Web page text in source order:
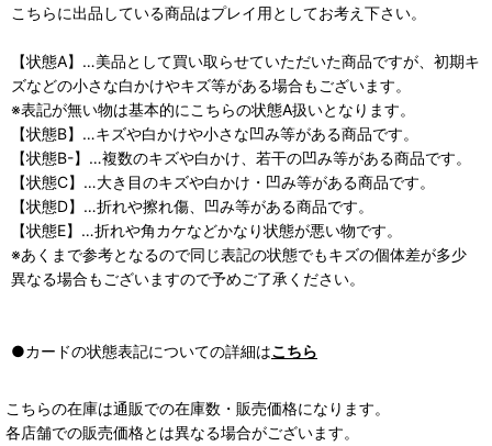
こちらに出品している商品はプレイ用としてお考え下さい。
【状態A】…美品として買い取らせていただいた商品ですが、初期キ
ズなどの小さな白かけやキズ等がある場合もございます。
※表記が無い物は基本的にこちらの状態A扱いとなります。
【状態B】…キズや白かけや小さな凹み等がある商品です。
【状態B-】…複数のキズや白かけ、若干の凹み等がある商品です。
【状態C】…大き目のキズや白かけ・凹み等がある商品です。
【状態D】…折れや擦れ傷、凹み等がある商品です。
【状態E】…折れや角カケなどかなり状態が悪い物です。
※あくまで参考となるので同じ表記の状態でもキズの個体差が多少
異なる場合もございますので予めご了承ください。
●カードの状態表記についての詳細はこちら
こちらの在庫は通販での在庫数・販売価格になります。
各店舗での販売価格とは異なる場合がございます。